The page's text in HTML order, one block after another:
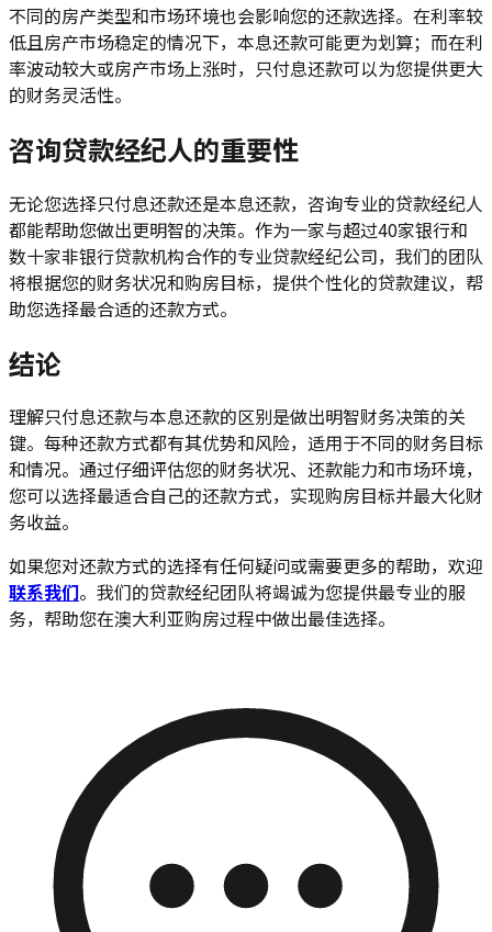
不同的房产类型和市场环境也会影响您的还款选择。在利率较
低且房产市场稳定的情况下，本息还款可能更为划算；而在利
率波动较大或房产市场上涨时，只付息还款可以为您提供更大
的财务灵活性。
咨询贷款经纪人的重要性
无论您选择只付息还款还是本息还款，咨询专业的贷款经纪人
都能帮助您做出更明智的决策。作为一家与超过40家银行和
数十家非银行贷款机构合作的专业贷款经纪公司，我们的团队
将根据您的财务状况和购房目标，提供个性化的贷款建议，帮
助您选择最合适的还款方式。
结论
理解只付息还款与本息还款的区别是做出明智财务决策的关
键。每种还款方式都有其优势和风险，适用于不同的财务目标
和情况。通过仔细评估您的财务状况、还款能力和市场环境，
您可以选择最适合自己的还款方式，实现购房目标并最大化财
务收益。
如果您对还款方式的选择有任何疑问或需要更多的帮助，欢迎
联系我们。我们的贷款经纪团队将竭诚为您提供最专业的服
务，帮助您在澳大利亚购房过程中做出最佳选择。